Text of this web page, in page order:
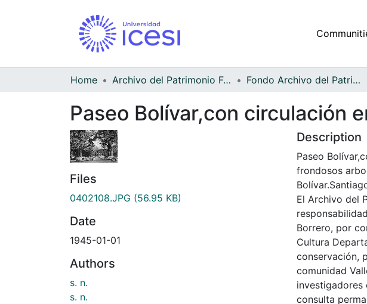
Home Archivo del Patrimonio Fotográfico y Fílmico del Valle del Cauca Fondo Archivo del Patrimonio Fotográfico y Fílmico del Valle del Cauca
Paseo Bolívar,con circulación
Files
0402108.JPG (56.95 KB)
Date
1945-01-01
Authors
s. n.
s. n.
Description
Paseo
frondosos
El Archivo del
Borrero, por
Cultura
conservación,
comunidad
investigadores
consulta